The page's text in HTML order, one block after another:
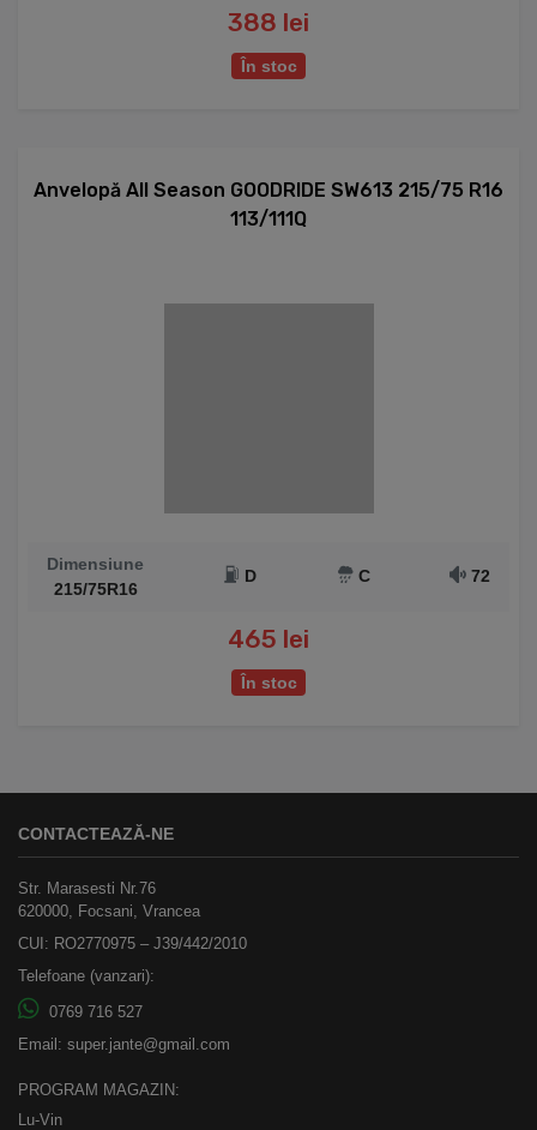
388 lei
În stoc
Anvelopă All Season GOODRIDE SW613 215/75 R16
113/111Q
Dimensiune
215/75R16
D C 72
465 lei
În stoc
CONTACTEAZĂ-NE
Str. Marasesti Nr.76
620000, Focsani, Vrancea
CUI: RO2770975 – J39/442/2010
Telefoane (vanzari):
0769 716 527
Email: super.jante@gmail.com
PROGRAM MAGAZIN:
Lu-Vin